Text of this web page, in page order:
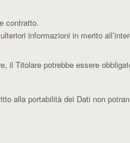
contratto.
informazioni in merito
il Titolare potrebbe essere
alla portabilità dei Dati non